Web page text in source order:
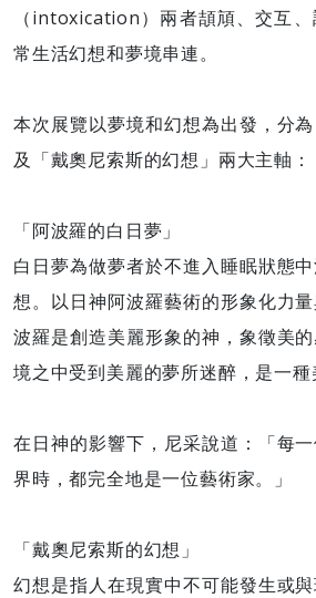
（intoxication）兩者頡頏、交互
常生活幻想和夢境串連。
本次展覽以夢境和幻想為出發，分為
及「戴奧尼索斯的幻想」兩大主軸：
「阿波羅的白日夢」
白日夢為做夢者於不進入睡眠狀態
想。以日神阿波羅藝術的形象化力
波羅是創造美麗形象的神，象徵美
境之中受到美麗的夢所迷醉，是一種
在日神的影響下，尼采說道：「每
界時，都完全地是一位藝術家。」
「戴奧尼索斯的幻想」
幻想是指人在現實中不可能發生或